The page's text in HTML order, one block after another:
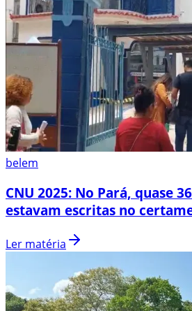
belem
CNU 2025: No Pará, quase
estavam escritas no
Ler matéria